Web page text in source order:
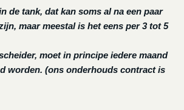
de tank, dat kan soms al na een paar
maar meestal is het eens per 3 tot 5
moet in principe iedere maand
worden. (ons onderhouds contract is